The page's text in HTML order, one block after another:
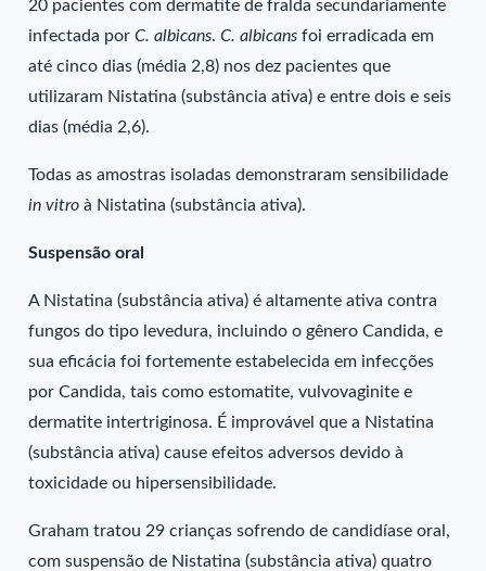
20 pacientes com dermatite de fralda secundariamente
infectada por C. albicans.C. albicans foi erradicada em
até cinco dias (média 2,8) nos dez pacientes que
utilizaram Nistatina (substância ativa) e entre dois e seis
dias (média 2,6).
Todas as amostras isoladas demonstraram sensibilidade
in vitro à Nistatina (substância ativa).
Suspensão oral
A Nistatina (substância ativa) é altamente ativa contra
fungos do tipo levedura, incluindo o gênero Candida, e
sua eficácia foi fortemente estabelecida em infecções
por Candida, tais como estomatite, vulvovaginite e
dermatite intertriginosa. É improvável que a Nistatina
(substância ativa) cause efeitos adversos devido à
toxicidade ou hipersensibilidade.
Graham tratou 29 crianças sofrendo de candidíase oral,
com suspensão de Nistatina (substância ativa) quatro